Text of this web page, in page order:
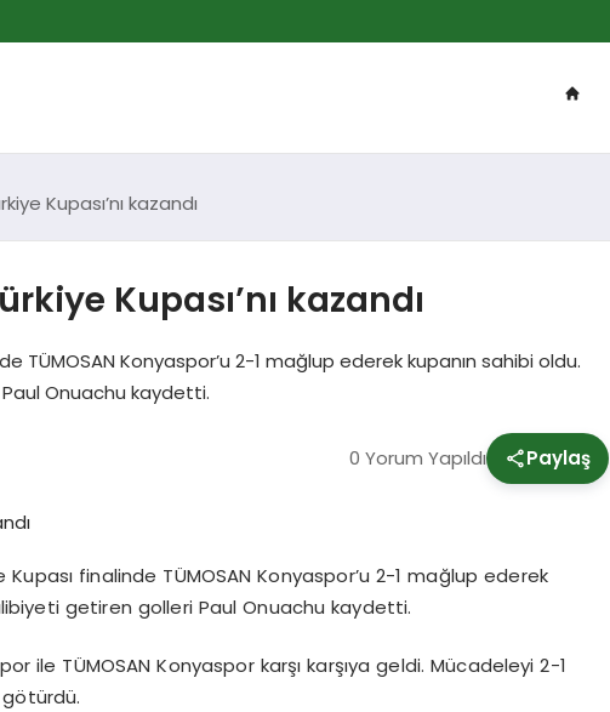
Kupası’nı kazandı
Kupası’nı kazandı
TÜMOSAN Konyaspor’u 2-1 mağlup ederek kupanın sahibi oldu.
Onuachu kaydetti.
0 Yorum Yapıldı Paylaş
finalinde TÜMOSAN Konyaspor’u 2-1 mağlup ederek
getiren golleri Paul Onuachu kaydetti.
ile TÜMOSAN Konyaspor karşı karşıya geldi. Mücadeleyi 2-1